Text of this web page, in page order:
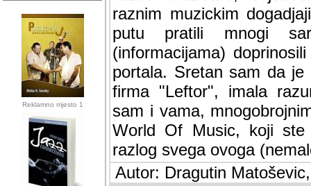
Reklamno mjesto 1
muzickim dogadjajima...
mnogi saradnici koji
doprinosili vrijednosti i
sam da je i moj web
imala razumijevanja za
mnogobrojnim
Music, koji ste ga
ovoga (nemalog) rada.
Autor: Dragutin